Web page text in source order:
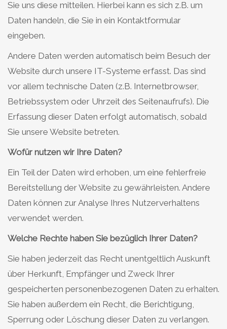
Sie uns diese mitteilen. Hierbei kann es sich z.B. um
Daten handeln, die Sie in ein Kontaktformular
eingeben.
Andere Daten werden automatisch beim Besuch der
Website durch unsere IT-Systeme erfasst. Das sind
vor allem technische Daten (z.B. Internetbrowser,
Betriebssystem oder Uhrzeit des Seitenaufrufs). Die
Erfassung dieser Daten erfolgt automatisch, sobald
Sie unsere Website betreten.
Wofür nutzen wir Ihre Daten?
Ein Teil der Daten wird erhoben, um eine fehlerfreie
Bereitstellung der Website zu gewährleisten. Andere
Daten können zur Analyse Ihres Nutzerverhaltens
verwendet werden.
Welche Rechte haben Sie bezüglich Ihrer Daten?
Sie haben jederzeit das Recht unentgeltlich Auskunft
über Herkunft, Empfänger und Zweck Ihrer
gespeicherten personenbezogenen Daten zu erhalten.
Sie haben außerdem ein Recht, die Berichtigung,
Sperrung oder Löschung dieser Daten zu verlangen.